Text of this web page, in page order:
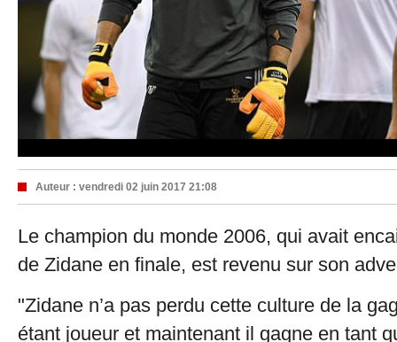
Auteur : vendredi 02 juin 2017 21:08
Le champion du monde 2006, qui avait
de Zidane en finale, est revenu sur son
"Zidane n’a pas perdu cette culture de la
étant joueur et maintenant il gagne en tant